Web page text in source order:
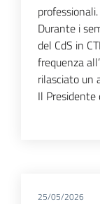
professionali.
Durante i
del CdS in
frequenza
rilasciato un
Il Presidente
25/05/2026